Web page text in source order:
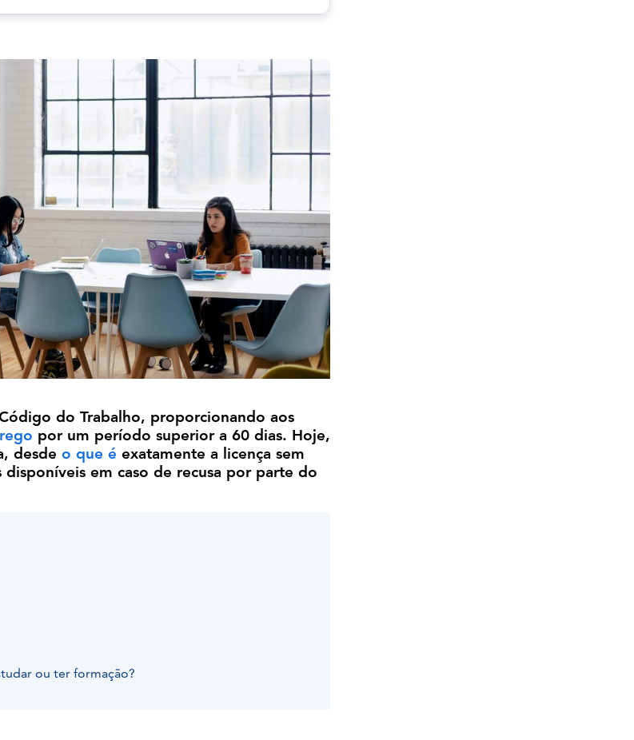
do Trabalho, proporcionando aos
por um período superior a 60 dias. Hoje,
desde o que é exatamente a licença sem
em caso de recusa por parte do
ou ter formação?